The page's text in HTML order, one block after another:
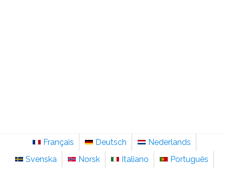
Français Deutsch
Nederlands
Svenska
Norsk Italiano Português